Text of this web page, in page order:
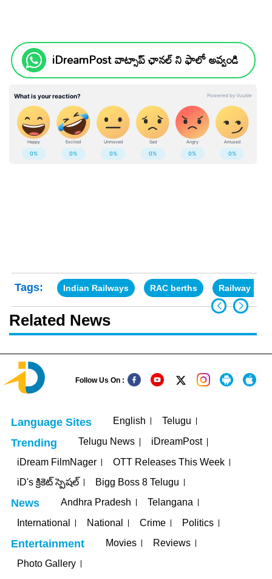
iDreamPost వాట్సాప్ ఛానల్ ని ఫాలో అవ్వండి
Tags: Indian Railways RAC berths Railway
Related News
Follow Us On :
Language Sites English Telugu
Trending Telugu News
iDreamPost
iDream FilmNager
OTT Releases This Week
iD's క్రికెట్ స్పెషల్
Bigg Boss 8 Telugu
News Andhra Pradesh
Telangana
International
National Crime Politics
Entertainment Movies
Reviews
Photo Gallery